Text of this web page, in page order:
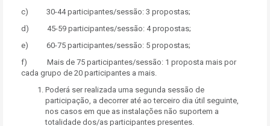
c) 30-44 participantes/sessão: 3 propostas;
d) 45-59 participantes/sessão: 4 propostas;
e) 60-75 participantes/sessão: 5 propostas;
f) Mais de 75 participantes/sessão: 1 proposta mais por
cada grupo de 20 participantes a mais.
Poderá ser realizada uma segunda sessão de
participação, a decorrer até ao terceiro dia útil seguinte,
nos casos em que as instalações não suportem a
totalidade dos/as participantes presentes.